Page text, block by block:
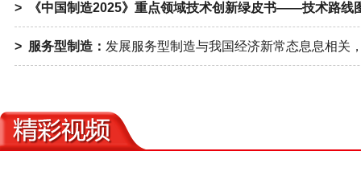
> 《中国制造2025》重点领域技术创新绿皮书——技术路线
> 服务型制造： 发展服务型制造与我国经济新常态息息相关